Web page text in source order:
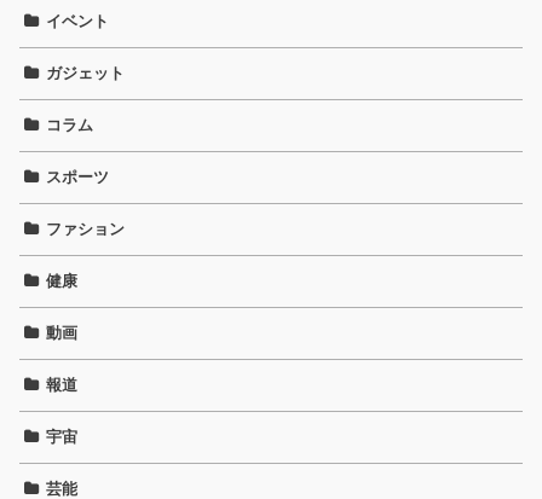
イベント
ガジェット
コラム
スポーツ
ファション
健康
動画
報道
宇宙
芸能